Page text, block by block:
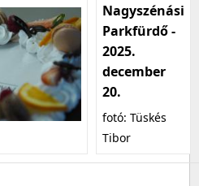
Nagyszénási
Parkfürdő -
2025.
december
20.
fotó: Tüskés
Tibor